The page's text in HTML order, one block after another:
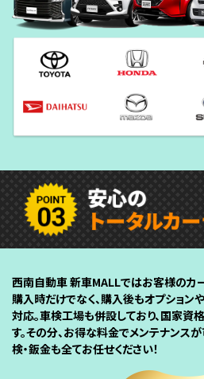
西南自動車 新車MALLではお客様のカ
購入時だけでなく、購入後もオプション
対応。車検工場も併設しており、国家資
す。その分、お得な料金でメンテナンス
検・鈑金も全てお任せください！